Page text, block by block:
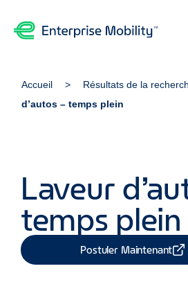
Accueil Résultats de la
d’autos – temps plein
Laveur
temps plein
Postuler Maintenant